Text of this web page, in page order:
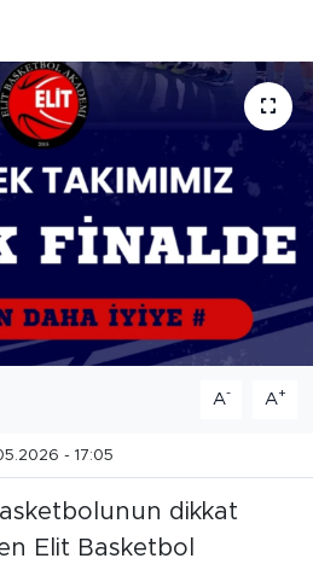
A- A+
- 17:05
dikkat
Elit Basketbol